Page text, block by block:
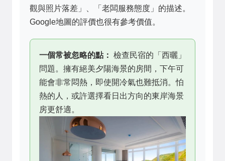
觀與照片落差」、「老闆服務態度」的描述。
Google地圖的評價也很有參考價值。
一個常被忽略的點： 檢查民宿的「西曬」
問題。擁有絕美夕陽海景的房間，下午可
能會非常悶熱，即使開冷氣也難抵消。怕
熱的人，或許選擇看日出方向的東岸海景
房更舒適。